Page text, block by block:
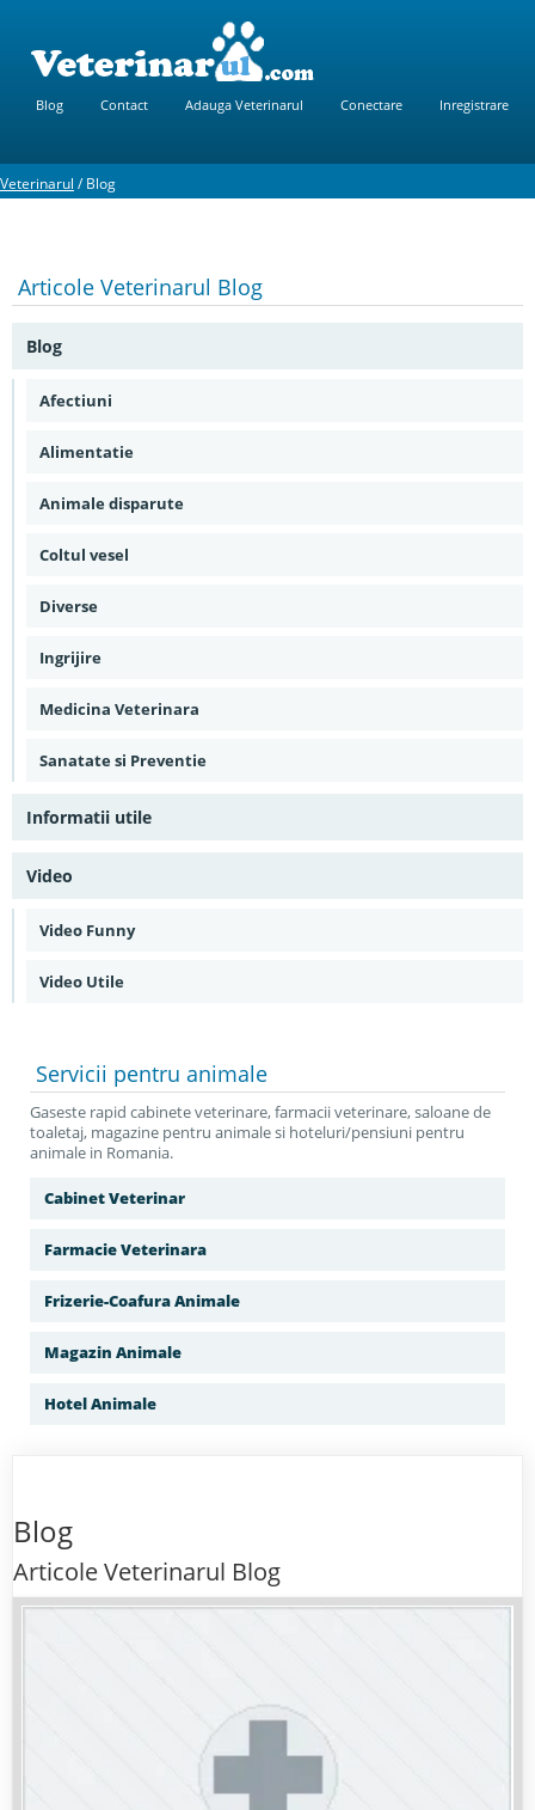
Blog Contact Adauga Veterinarul Conectare Inregistrare
Veterinarul /Blog
Articole Veterinarul Blog
Blog
Afectiuni
Alimentatie
Animale disparute
Coltul vesel
Diverse
Ingrijire
Medicina Veterinara
Sanatate si Preventie
Informatii utile
Video
Video Funny
Video Utile
Servicii pentru animale
Gaseste rapid cabinete veterinare, farmacii veterinare, saloane de
toaletaj, magazine pentru animale si hoteluri/pensiuni pentru
animale in Romania.
Cabinet Veterinar
Farmacie Veterinara
Frizerie-Coafura Animale
Magazin Animale
Hotel Animale
Blog
Articole Veterinarul Blog